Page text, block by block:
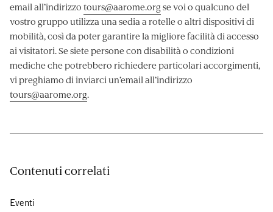
email all’indirizzo tours@aarome.org se voi o qualcuno del
vostro gruppo utilizza una sedia a rotelle o altri dispositivi di
mobilità, così da poter garantire la migliore facilità di accesso
ai visitatori. Se siete persone con disabilità o condizioni
mediche che potrebbero richiedere particolari accorgimenti,
vi preghiamo di inviarci un’email all’indirizzo
tours@aarome.org.
Contenuti correlati
Eventi